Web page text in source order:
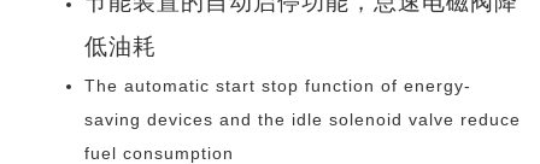
低油耗
The automatic start stop function of energy-
saving devices and the idle solenoid valve reduce
fuel consumption